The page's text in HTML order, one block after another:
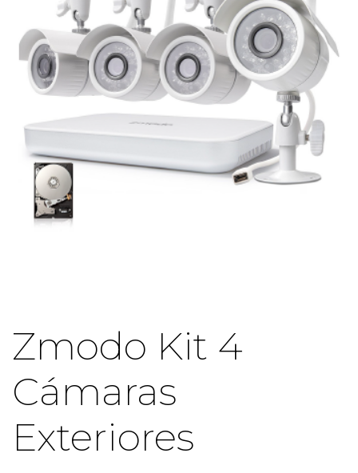
Zmodo Kit 4
Cámaras
Exteriores